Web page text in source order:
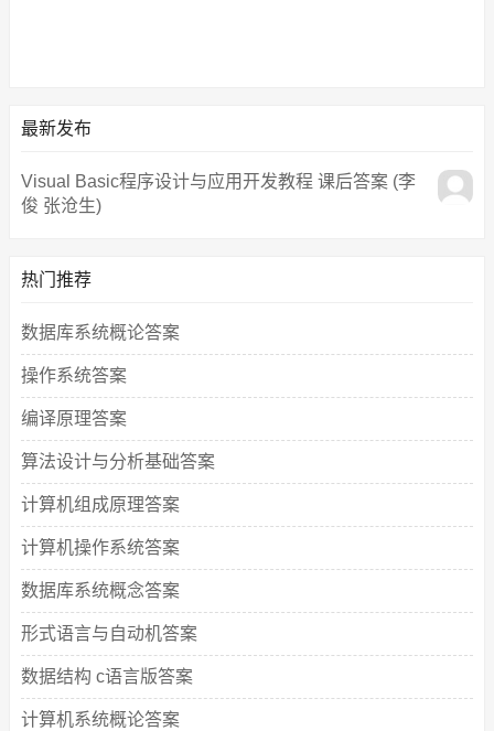
最新发布
Visual Basic程序设计与应用开发教程 课后答案 (李
俊 张沧生)
热门推荐
数据库系统概论答案
操作系统答案
编译原理答案
算法设计与分析基础答案
计算机组成原理答案
计算机操作系统答案
数据库系统概念答案
形式语言与自动机答案
数据结构 c语言版答案
计算机系统概论答案